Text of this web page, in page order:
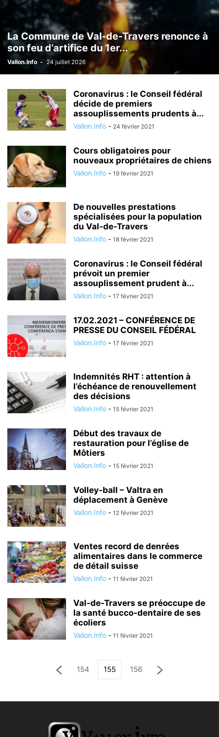
La Commune de Val-de-Travers renonce à
son feu d’artifice du 1er...
Vallon.Info - 24 juillet 2026
Coronavirus : le Conseil fédéral
décide de premiers
assouplissements prudents à...
Vallon.Info - 24 février 2021
Cours obligatoires pour
nouveaux propriétaires de chiens
Vallon.Info - 19 février 2021
De nouvelles prestations
spécialisées pour la population
du Val-de-Travers
Vallon.Info - 18 février 2021
Coronavirus : le Conseil fédéral
prévoit un premier
assouplissement prudent à...
Vallon.Info - 17 février 2021
17.02.2021 – CONFÉRENCE DE
PRESSE DU CONSEIL FÉDÉRAL
Vallon.Info - 17 février 2021
Indemnités RHT : attention à
l’échéance de renouvellement
des décisions
Vallon.Info - 15 février 2021
Début des travaux de
restauration pour l’église de
Môtiers
Vallon.Info - 15 février 2021
Volley-ball – Valtra en
déplacement à Genève
Vallon.Info - 12 février 2021
Ventes record de denrées
alimentaires dans le commerce
de détail suisse
Vallon.Info - 11 février 2021
Val-de-Travers se préoccupe de
la santé bucco-dentaire de ses
écoliers
Vallon.Info - 11 février 2021
154 155 156